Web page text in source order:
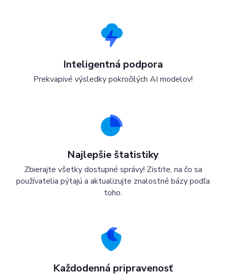
Inteligentná podpora
Prekvapivé výsledky pokročilých AI modelov!
Najlepšie štatistiky
Zbierajte všetky dostupné správy! Zistite, na čo sa
používatelia pýtajú a aktualizujte znalostné bázy podľa
toho.
Každodenná pripravenosť
Cenník AI Zákaznícky servis pre e-shopy a